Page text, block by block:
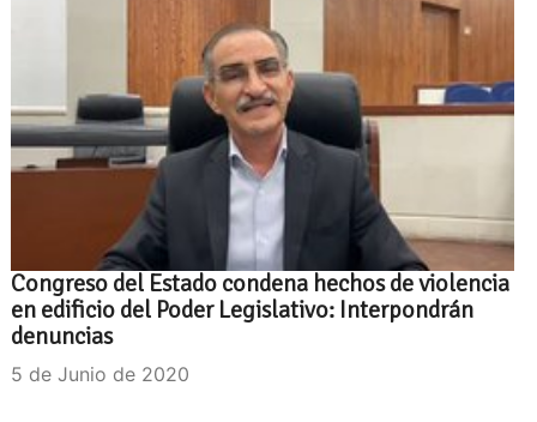
Congreso del Estado condena hechos de violencia
en edificio del Poder Legislativo: Interpondrán
denuncias
5 de Junio de 2020